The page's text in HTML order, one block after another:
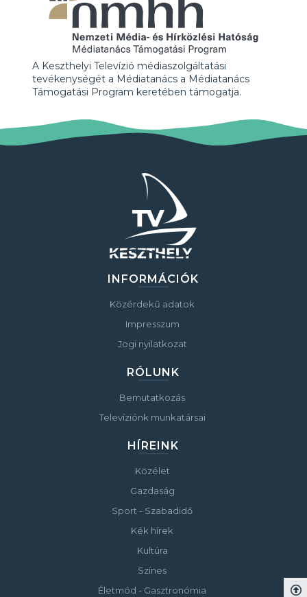
A Keszthelyi Televízió médiaszolgáltatási
tevékenységét a Médiatanács a Médiatanács
Támogatási Program keretében támogatja.
INFORMÁCIÓK
Közérdekű adatok
Impresszum
Jogi nyilatkozat
RÓLUNK
Bemutatkozás
Televíziónk munkatársai
HÍREINK
Közélet
Gazdaság
Sport - Szabadidő
Kék hírek
Kultúra
Színes
Életmód - Gasztronómia